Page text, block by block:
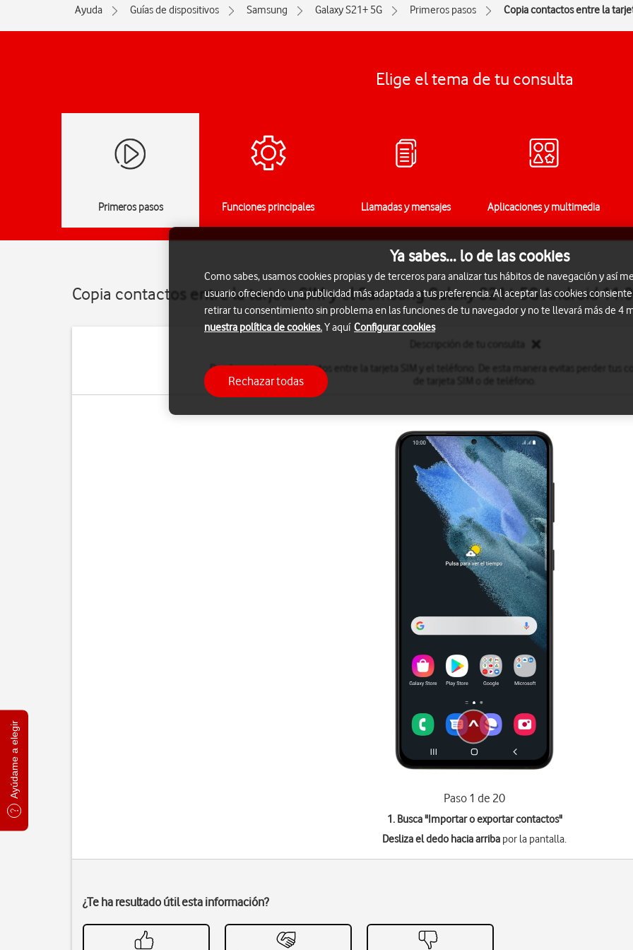
Ayúdame a elegir
Ayuda Guías de dispositivos Samsung Galaxy S21+ 5G Primeros pasos Copia contactos entre la
Elige el tema de tu consulta
Primeros pasos Funciones principales Llamadas y mensajes Aplicaciones y multimedia
Copia contactos entre la tarjeta SIM y el Samsung Galaxy S21+ 5G Android 11.0
Puedes copiar tus contactos entre la tarjeta SIM y el teléfono. De esta manera evitas perder tus
Paso 1 de 20
1. Busca "Importar o exportar contactos"
Desliza el dedo hacia arriba por la pantalla.
¿Te ha resultado útil esta información?
Ya sabes... lo de las cookies
Como sabes, usamos cookies propias y de terceros para analizar tus hábitos de navegación y así
usuario ofreciendo una publicidad más adaptada a tus preferencia. Al aceptar las cookies
retirar tu consentimiento sin problema en las funciones de tu navegador y no te llevará más de 4
nuestra política de cookies.Y aquí Configurar cookies
Rechazar todas